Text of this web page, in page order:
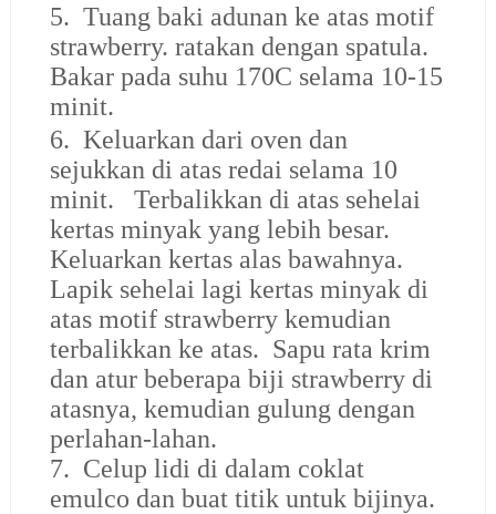
5. Tuang baki adunan ke atas motif
strawberry. ratakan dengan spatula.
Bakar pada suhu 170C selama 10-15
minit.
6. Keluarkan dari oven dan
sejukkan di atas redai selama 10
minit. Terbalikkan di atas sehelai
kertas minyak yang lebih besar.
Keluarkan kertas alas bawahnya.
Lapik sehelai lagi kertas minyak di
atas motif strawberry kemudian
terbalikkan ke atas. Sapu rata krim
dan atur beberapa biji strawberry di
atasnya, kemudian gulung dengan
perlahan-lahan.
7. Celup lidi di dalam coklat
emulco dan buat titik untuk bijinya.